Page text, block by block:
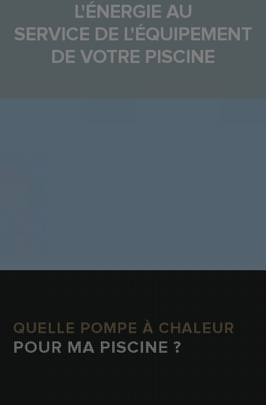
L'ÉNERGIE AU
SERVICE DE L'ÉQUIPEMENT
DE VOTRE PISCINE
QUELLE POMPE À CHALEUR
POUR MA PISCINE ?